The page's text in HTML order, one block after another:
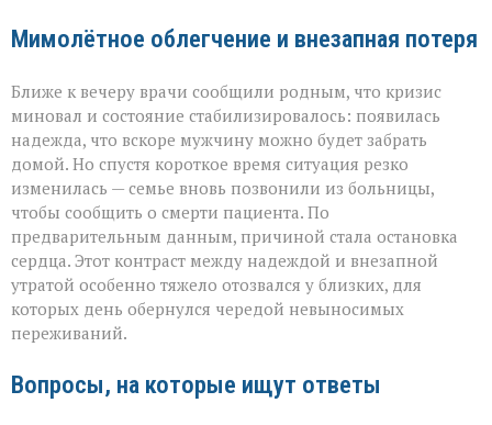
Мимолётное облегчение и внезапная потеря
Ближе к вечеру врачи сообщили родным, что кризис
миновал и состояние стабилизировалось: появилась
надежда, что вскоре мужчину можно будет забрать
домой. Но спустя короткое время ситуация резко
изменилась — семье вновь позвонили из больницы,
чтобы сообщить о смерти пациента. По
предварительным данным, причиной стала остановка
сердца. Этот контраст между надеждой и внезапной
утратой особенно тяжело отозвался у близких, для
которых день обернулся чередой невыносимых
переживаний.
Вопросы, на которые ищут ответы